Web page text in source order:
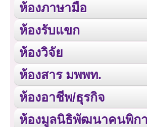
ห้องภาษามือ
ห้องรับแขก
ห้องวิจัย
ห้องสาร มพพท.
ห้องอาชีพ/ธุรกิจ
ห้องมูลนิธิพัฒนาคนพิก